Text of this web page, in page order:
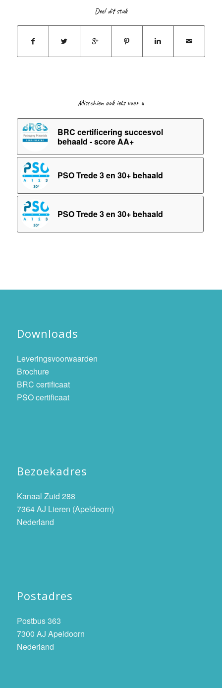
Deel dit stuk
Misschien ook iets voor u
BRC certificering succesvol
behaald - score AA+
PSO Trede 3 en 30+ behaald
PSO Trede 3 en 30+ behaald
Downloads
Leveringsvoorwaarden
Brochure
BRC certificaat
PSO certificaat
Bezoekadres
Kanaal Zuid 288
7364 AJ Lieren (Apeldoorn)
Nederland
Postadres
Postbus 363
7300 AJ Apeldoorn
Nederland